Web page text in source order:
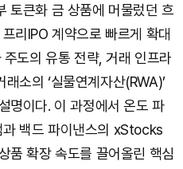
토큰화 금 상품에 머물렀던 흐
리IPO 계약으로 빠르게 확대
도의 유통 전략, 거래 인프라
소의 ‘실물연계자산(RWA)’
명이다. 이 과정에서 온도 파
과 백드 파이낸스의 xStocks
품 확장 속도를 끌어올린 핵심